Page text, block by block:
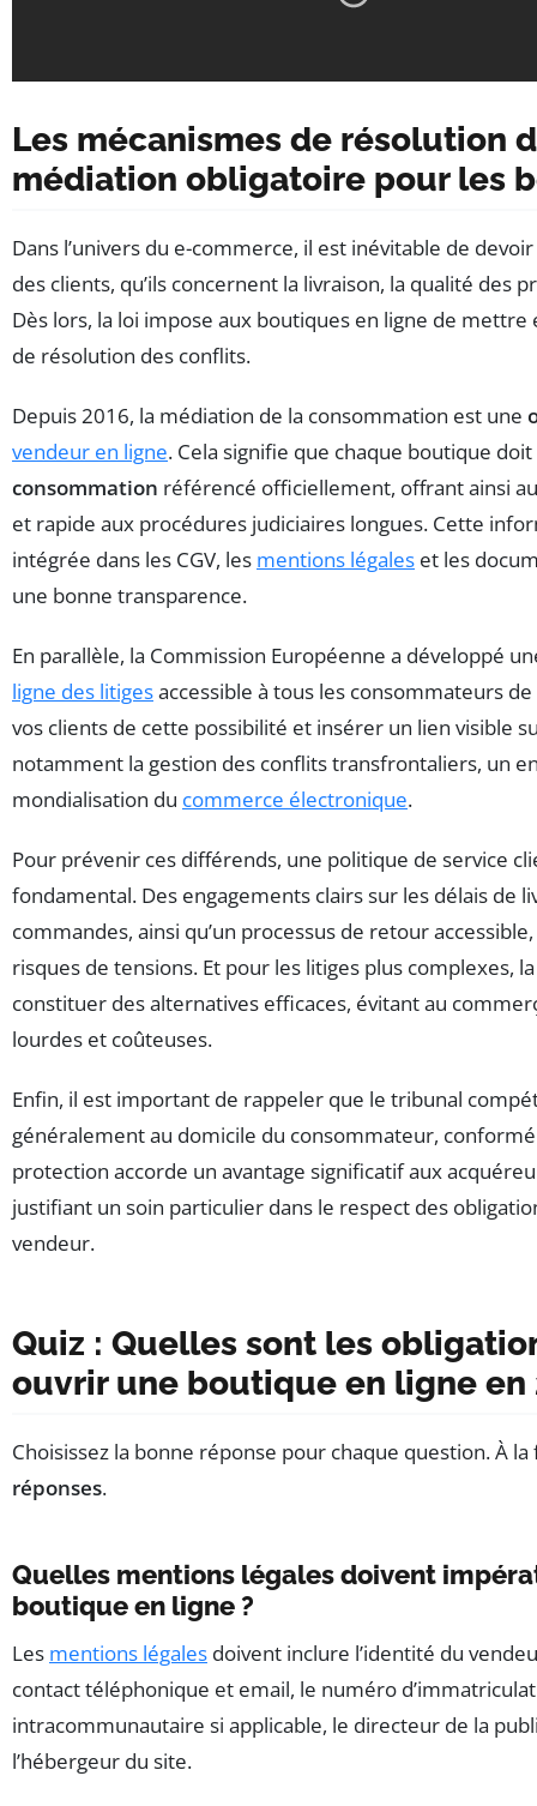
Les mécanismes de résolution
médiation obligatoire pour les
Dans l’univers du e-commerce, il est inévitable de
des clients, qu’ils concernent la livraison, la qualité des
Dès lors, la loi impose aux boutiques en ligne de
de résolution des conflits.
Depuis 2016, la médiation de la consommation est une
vendeur en ligne. Cela signifie que chaque boutique
consommation référencé officiellement, offrant ainsi
et rapide aux procédures judiciaires longues. Cette
intégrée dans les CGV, les mentions légales et les
une bonne transparence.
En parallèle, la Commission Européenne a développé
ligne des litigesaccessible à tous les consommateurs
vos clients de cette possibilité et insérer un lien visible
notamment la gestion des conflits transfrontaliers, un
mondialisation du commerce électronique.
Pour prévenir ces différends, une politique de service
fondamental. Des engagements clairs sur les délais de
commandes, ainsi qu’un processus de retour
risques de tensions. Et pour les litiges plus complexes,
constituer des alternatives efficaces, évitant au
lourdes et coûteuses.
Enfin, il est important de rappeler que le tribunal
généralement au domicile du consommateur,
protection accorde un avantage significatif aux
justifiant un soin particulier dans le respect des
vendeur.
Quiz : Quelles sont les
ouvrir une boutique en ligne en
Choisissez la bonne réponse pour chaque question. À
réponses.
Quelles mentions légales doivent
boutique en ligne ?
Les mentions légales doivent inclure l’identité du
contact téléphonique et email, le numéro
intracommunautaire si applicable, le directeur de la
l’hébergeur du site.